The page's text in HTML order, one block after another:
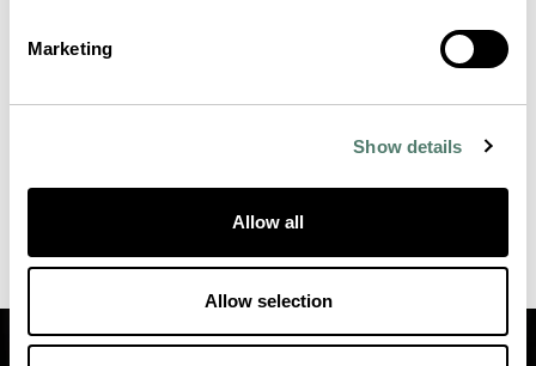
Marketing
Show details
Allow all
Allow selection